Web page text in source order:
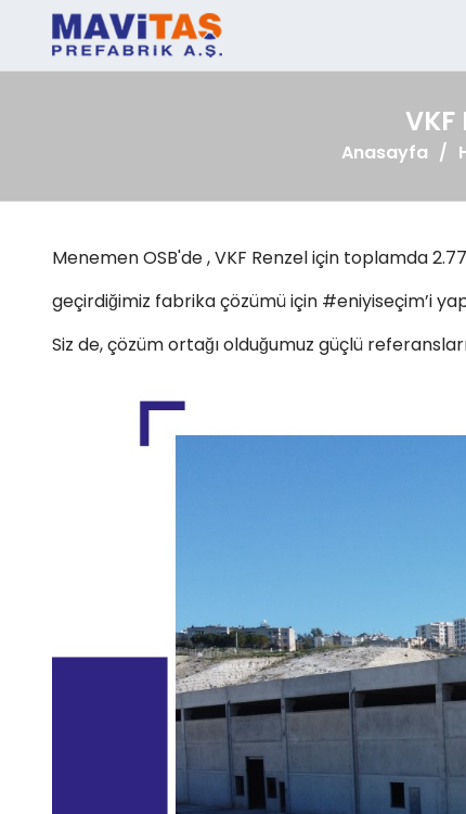
VKF
Anasayfa
Menemen OSB'de , VKF Renzel için toplamda
geçirdiğimiz fabrika çözümü için #eniyiseçim’i
Siz de, çözüm ortağı olduğumuz güçlü